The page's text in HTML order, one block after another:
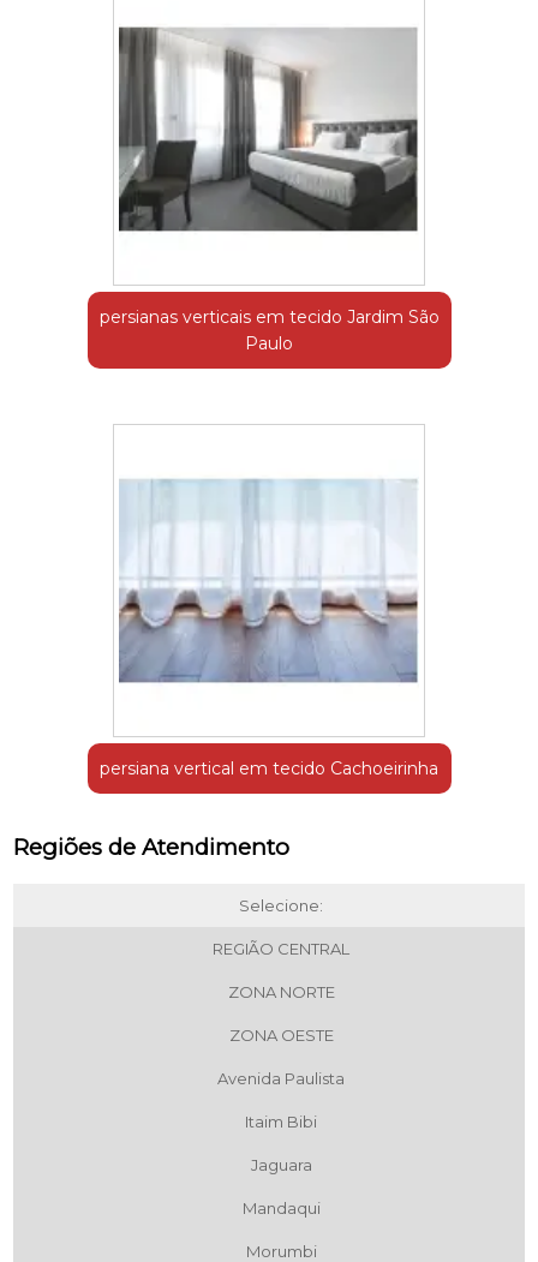
persianas verticais em tecido Jardim São
Paulo
persiana vertical em tecido Cachoeirinha
Regiões de Atendimento
Selecione:
REGIÃO CENTRAL
ZONA NORTE
ZONA OESTE
Avenida Paulista
Itaim Bibi
Jaguara
Mandaqui
Morumbi